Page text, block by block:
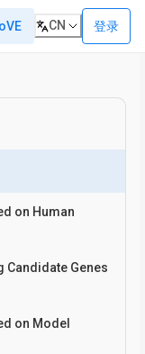
CN 登录
on Human
Genes
on Model